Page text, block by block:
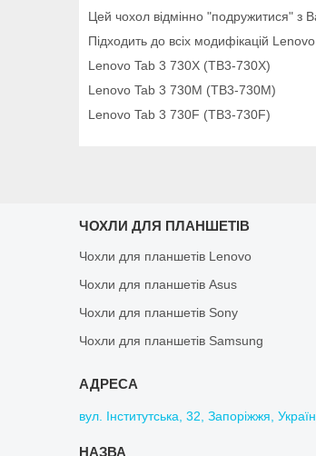
Цей чохол відмінно "подружитися" з
Підходить до всіх модифікацій
Lenovo Tab 3 730X (TB3-730X)
Lenovo Tab 3 730M (TB3-730M)
Lenovo Tab 3 730F (TB3-730F)
ЧОХЛИ ДЛЯ ПЛАНШЕТІВ
Чохли для планшетів Lenovo
Чохли для планшетів Asus
Чохли для планшетів Sony
Чохли для планшетів Samsung
вул. Інститутська, 32, Запоріжжя,